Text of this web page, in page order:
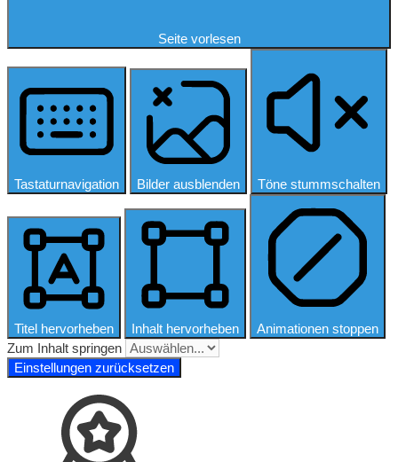
Seite vorlesen
Tastaturnavigation Bilder ausblenden Töne stummschalten
Titel hervorheben Inhalt hervorheben
Animationen stoppen
Zum Inhalt springen
Einstellungen zurücksetzen